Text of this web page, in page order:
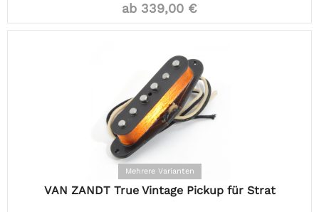
ab 339,00 €
Mehrere Varianten
VAN ZANDT True Vintage Pickup für Strat